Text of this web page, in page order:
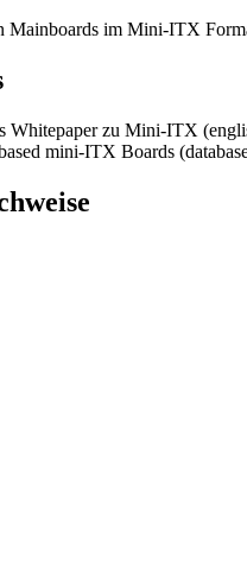
Mainboards im Mini-ITX
Whitepaper zu Mini-ITX
mini-ITX Boards